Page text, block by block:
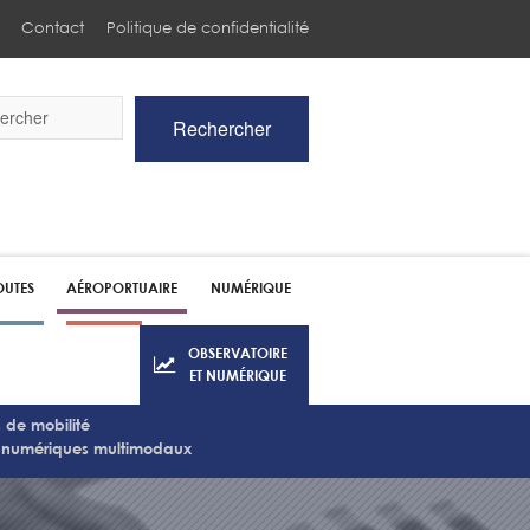
Contact Politique de confidentialité
Rechercher
AÉROPORTUAIRE NUMÉRIQUE
OBSERVATOIRE
ET NUMÉRIQUE
de mobilité
numériques multimodaux